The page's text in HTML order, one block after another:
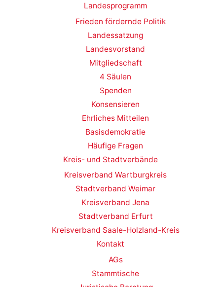
Landesprogramm
Frieden fördernde Politik
Landessatzung
Landesvorstand
Mitgliedschaft
4 Säulen
Spenden
Konsensieren
Ehrliches Mitteilen
Basisdemokratie
Häufige Fragen
Kreis- und Stadtverbände
Kreisverband Wartburgkreis
Stadtverband Weimar
Kreisverband Jena
Stadtverband Erfurt
Kreisverband Saale-Holzland-Kreis
Kontakt
AGs
Stammtische